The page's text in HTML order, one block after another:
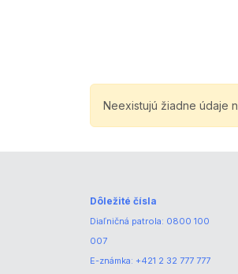
Neexistujú žiadne údaje
Dôležité čísla
Diaľničná patrola: 0800 100
007
E-známka: +421 2 32 777 777